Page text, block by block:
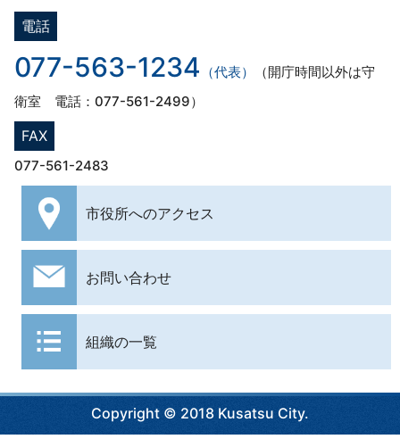
電話
077-563-1234 （代表）
（開庁時間以外は守
衛室 電話：077-561-2499）
FAX
077-561-2483
市役所へのアクセス
お問い合わせ
組織の一覧
Copyright © 2018 Kusatsu City.